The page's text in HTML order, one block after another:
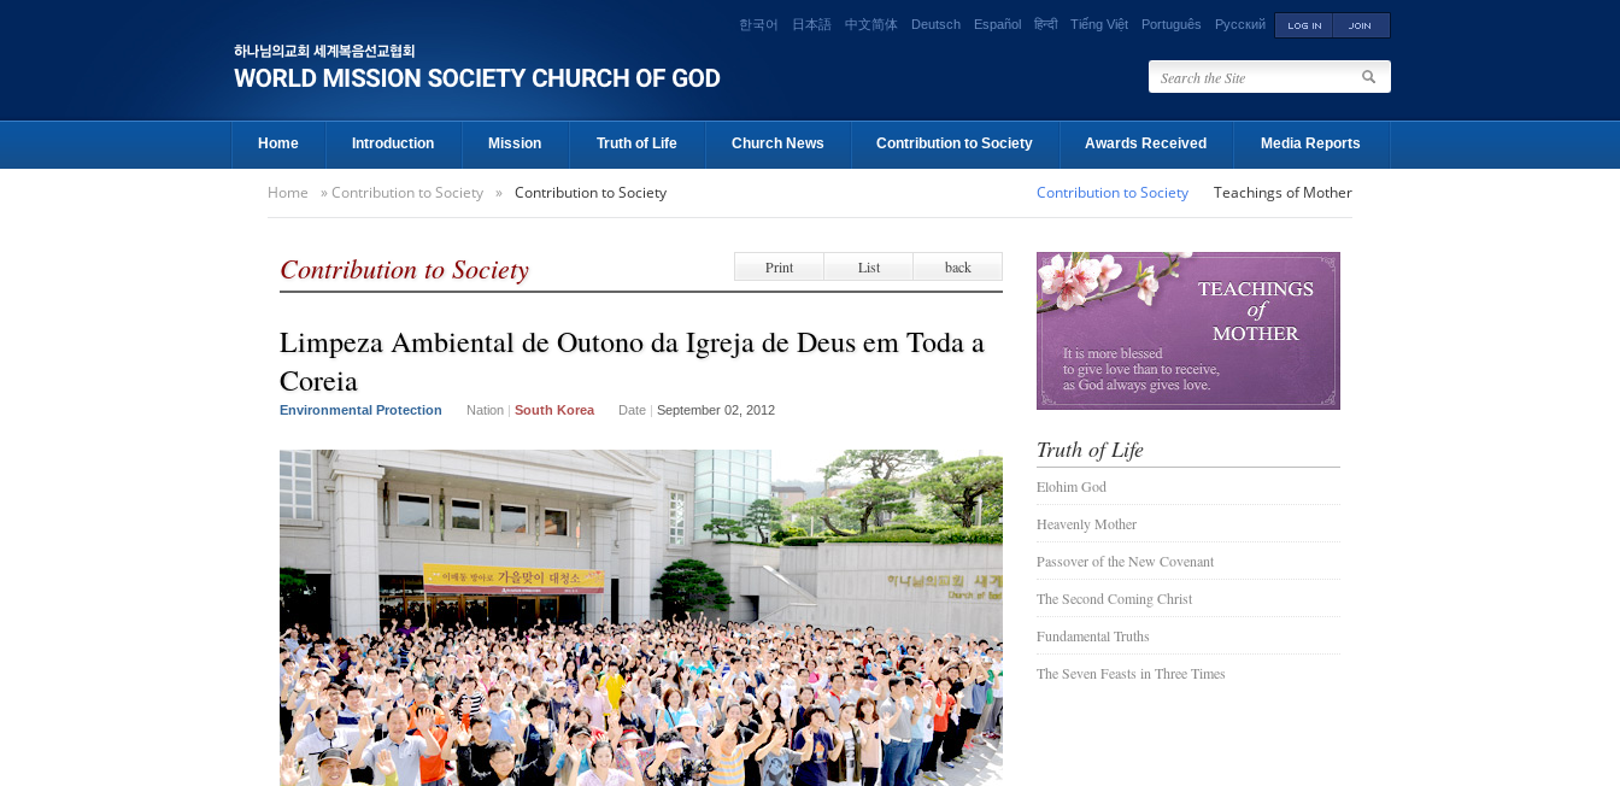
한국어 日本語 中文简体 Deutsch Español हिन्दी Tiếng Việt Português Русский
Home Introduction Mission Truth of Life Church News Contribution to Society Awards Received Media Reports
Home »Contribution to Society » Contribution to Society Contribution to Society Teachings of Mother
Contribution to Society Print List back
Limpeza Ambiental de Outono da Igreja de Deus em Toda a
Coreia
Environmental Protection Nation | South Korea Date | September 02, 2012
Truth of Life
Elohim God
Heavenly Mother
Passover of the New Covenant
The Second Coming Christ
Fundamental Truths
The Seven Feasts in Three Times